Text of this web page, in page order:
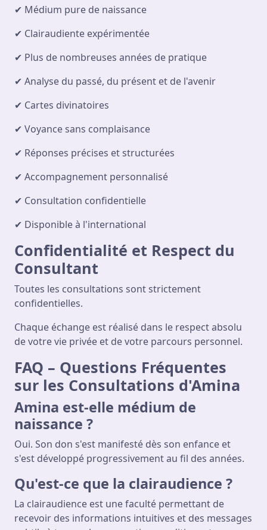
✔ Médium pure de naissance
✔ Clairaudiente expérimentée
✔ Plus de nombreuses années de pratique
✔ Analyse du passé, du présent et de l'avenir
✔ Cartes divinatoires
✔ Voyance sans complaisance
✔ Réponses précises et structurées
✔ Accompagnement personnalisé
✔ Consultation confidentielle
✔ Disponible à l'international
Confidentialité et Respect du
Consultant
Toutes les consultations sont strictement
confidentielles.
Chaque échange est réalisé dans le respect absolu
de votre vie privée et de votre parcours personnel.
FAQ – Questions Fréquentes
sur les Consultations d'Amina
Amina est-elle médium de
naissance ?
Oui. Son don s'est manifesté dès son enfance et
s'est développé progressivement au fil des années.
Qu'est-ce que la clairaudience ?
La clairaudience est une faculté permettant de
recevoir des informations intuitives et des messages